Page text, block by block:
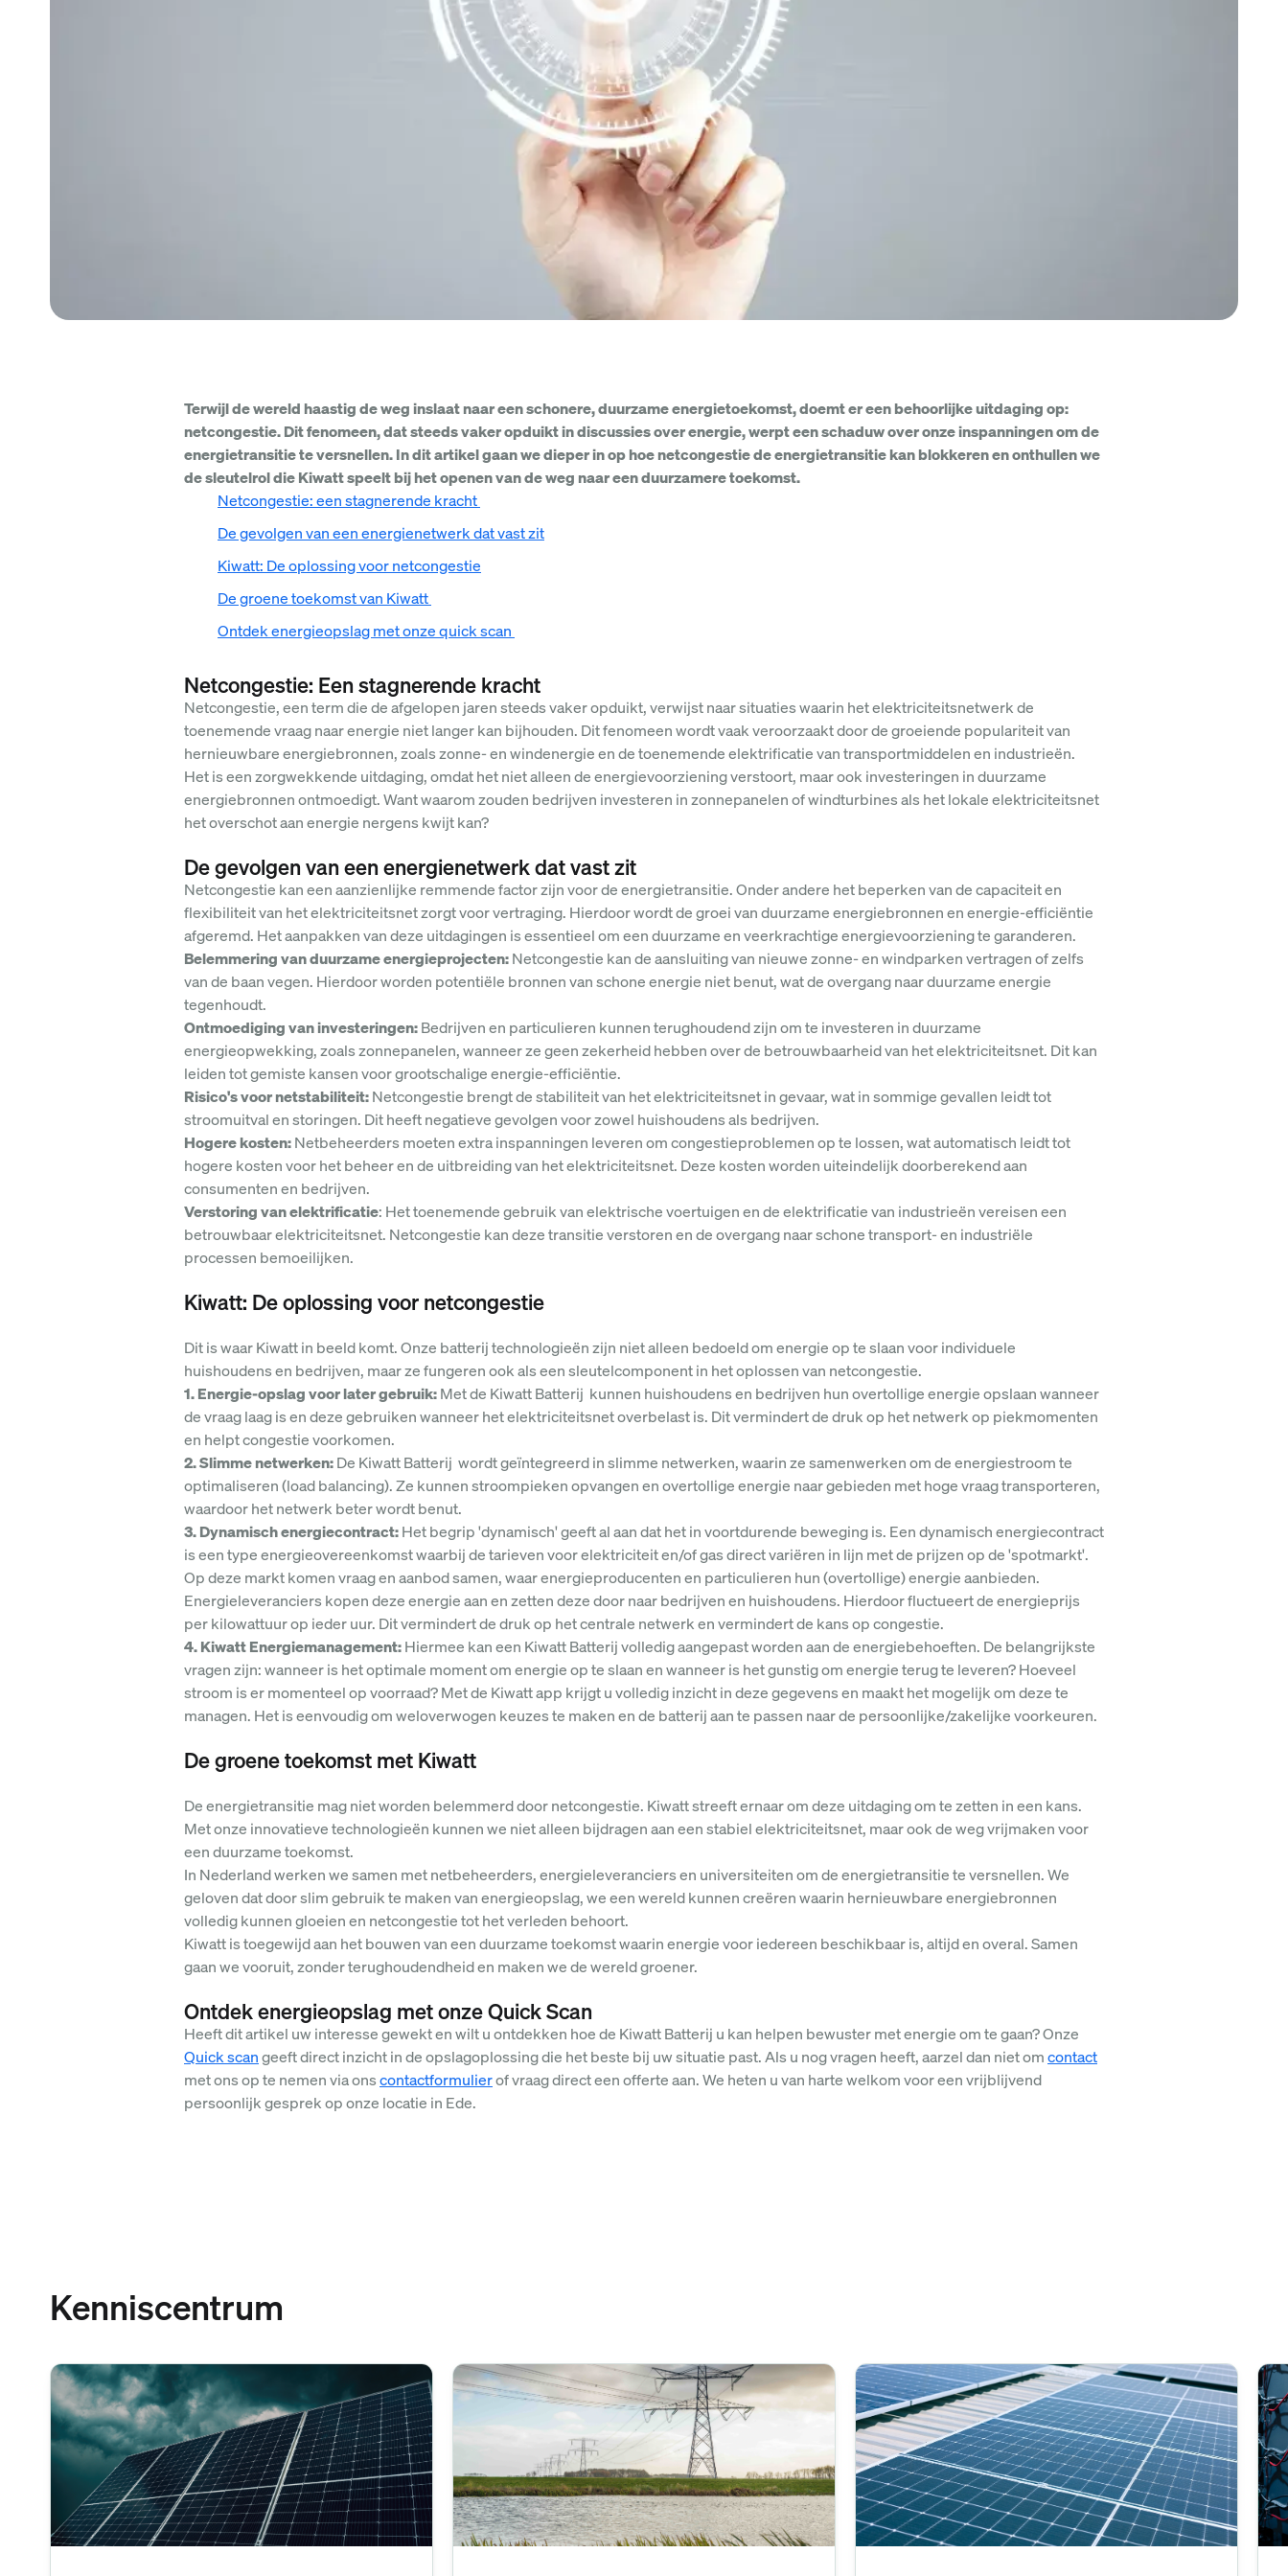
Terwijl de wereld haastig de weg inslaat naar een schonere, duurzame energietoekomst, doemt er een behoorlijke uitdaging op:
netcongestie. Dit fenomeen, dat steeds vaker opduikt in discussies over energie, werpt een schaduw over onze inspanningen om de
energietransitie te versnellen. In dit artikel gaan we dieper in op hoe netcongestie de energietransitie kan blokkeren en onthullen we
de sleutelrol die Kiwatt speelt bij het openen van de weg naar een duurzamere toekomst.
Netcongestie: een stagnerende kracht
De gevolgen van een energienetwerk dat vast zit
Kiwatt: De oplossing voor netcongestie
De groene toekomst van Kiwatt
Ontdek energieopslag met onze quick scan
Netcongestie: Een stagnerende kracht
Netcongestie, een term die de afgelopen jaren steeds vaker opduikt, verwijst naar situaties waarin het elektriciteitsnetwerk de
toenemende vraag naar energie niet langer kan bijhouden. Dit fenomeen wordt vaak veroorzaakt door de groeiende populariteit van
hernieuwbare energiebronnen, zoals zonne- en windenergie en de toenemende elektrificatie van transportmiddelen en industrieën.
Het is een zorgwekkende uitdaging, omdat het niet alleen de energievoorziening verstoort, maar ook investeringen in duurzame
energiebronnen ontmoedigt. Want waarom zouden bedrijven investeren in zonnepanelen of windturbines als het lokale elektriciteitsnet
het overschot aan energie nergens kwijt kan?
De gevolgen van een energienetwerk dat vast zit
Netcongestie kan een aanzienlijke remmende factor zijn voor de energietransitie. Onder andere het beperken van de capaciteit en
flexibiliteit van het elektriciteitsnet zorgt voor vertraging. Hierdoor wordt de groei van duurzame energiebronnen en energie-efficiëntie
afgeremd. Het aanpakken van deze uitdagingen is essentieel om een duurzame en veerkrachtige energievoorziening te garanderen.
Belemmering van duurzame energieprojecten:Netcongestie kan de aansluiting van nieuwe zonne- en windparken vertragen of zelfs
van de baan vegen. Hierdoor worden potentiële bronnen van schone energie niet benut, wat de overgang naar duurzame energie
tegenhoudt.
Ontmoediging van investeringen:Bedrijven en particulieren kunnen terughoudend zijn om te investeren in duurzame
energieopwekking, zoals zonnepanelen, wanneer ze geen zekerheid hebben over de betrouwbaarheid van het elektriciteitsnet. Dit kan
leiden tot gemiste kansen voor grootschalige energie-efficiëntie.
Risico's voor netstabiliteit:Netcongestie brengt de stabiliteit van het elektriciteitsnet in gevaar, wat in sommige gevallen leidt tot
stroomuitval en storingen. Dit heeft negatieve gevolgen voor zowel huishoudens als bedrijven.
Hogere kosten:Netbeheerders moeten extra inspanningen leveren om congestieproblemen op te lossen, wat automatisch leidt tot
hogere kosten voor het beheer en de uitbreiding van het elektriciteitsnet. Deze kosten worden uiteindelijk doorberekend aan
consumenten en bedrijven.
Verstoring van elektrificatie: Het toenemende gebruik van elektrische voertuigen en de elektrificatie van industrieën vereisen een
betrouwbaar elektriciteitsnet. Netcongestie kan deze transitie verstoren en de overgang naar schone transport- en industriële
processen bemoeilijken.
Kiwatt: De oplossing voor netcongestie
Dit is waar Kiwatt in beeld komt. Onze batterij technologieën zijn niet alleen bedoeld om energie op te slaan voor individuele
huishoudens en bedrijven, maar ze fungeren ook als een sleutelcomponent in het oplossen van netcongestie.
1. Energie-opslag voor later gebruik:Met de Kiwatt Batterij kunnen huishoudens en bedrijven hun overtollige energie opslaan wanneer
de vraag laag is en deze gebruiken wanneer het elektriciteitsnet overbelast is. Dit vermindert de druk op het netwerk op piekmomenten
en helpt congestie voorkomen.
2. Slimme netwerken:De Kiwatt Batterij wordt geïntegreerd in slimme netwerken, waarin ze samenwerken om de energiestroom te
optimaliseren (load balancing). Ze kunnen stroompieken opvangen en overtollige energie naar gebieden met hoge vraag transporteren,
waardoor het netwerk beter wordt benut.
3. Dynamisch energiecontract:Het begrip 'dynamisch' geeft al aan dat het in voortdurende beweging is. Een dynamisch energiecontract
is een type energieovereenkomst waarbij de tarieven voor elektriciteit en/of gas direct variëren in lijn met de prijzen op de 'spotmarkt'.
Op deze markt komen vraag en aanbod samen, waar energieproducenten en particulieren hun (overtollige) energie aanbieden.
Energieleveranciers kopen deze energie aan en zetten deze door naar bedrijven en huishoudens. Hierdoor fluctueert de energieprijs
per kilowattuur op ieder uur. Dit vermindert de druk op het centrale netwerk en vermindert de kans op congestie.
4. Kiwatt Energiemanagement:Hiermee kan een Kiwatt Batterij volledig aangepast worden aan de energiebehoeften. De belangrijkste
vragen zijn: wanneer is het optimale moment om energie op te slaan en wanneer is het gunstig om energie terug te leveren? Hoeveel
stroom is er momenteel op voorraad? Met de Kiwatt app krijgt u volledig inzicht in deze gegevens en maakt het mogelijk om deze te
managen. Het is eenvoudig om weloverwogen keuzes te maken en de batterij aan te passen naar de persoonlijke/zakelijke voorkeuren.
De groene toekomst met Kiwatt
De energietransitie mag niet worden belemmerd door netcongestie. Kiwatt streeft ernaar om deze uitdaging om te zetten in een kans.
Met onze innovatieve technologieën kunnen we niet alleen bijdragen aan een stabiel elektriciteitsnet, maar ook de weg vrijmaken voor
een duurzame toekomst.
In Nederland werken we samen met netbeheerders, energieleveranciers en universiteiten om de energietransitie te versnellen. We
geloven dat door slim gebruik te maken van energieopslag, we een wereld kunnen creëren waarin hernieuwbare energiebronnen
volledig kunnen gloeien en netcongestie tot het verleden behoort.
Kiwatt is toegewijd aan het bouwen van een duurzame toekomst waarin energie voor iedereen beschikbaar is, altijd en overal. Samen
gaan we vooruit, zonder terughoudendheid en maken we de wereld groener.
Ontdek energieopslag met onze Quick Scan
Heeft dit artikel uw interesse gewekt en wilt u ontdekken hoe de Kiwatt Batterij u kan helpen bewuster met energie om te gaan? Onze
Quick scangeeft direct inzicht in de opslagoplossing die het beste bij uw situatie past. Als u nog vragen heeft, aarzel dan niet omcontact
met ons op te nemen via onscontactformulierof vraag direct een offerte aan. We heten u van harte welkom voor een vrijblijvend
persoonlijk gesprek op onze locatie in Ede.
Kenniscentrum